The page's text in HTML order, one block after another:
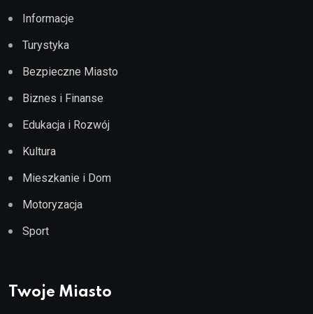
Informacje
Turystyka
Bezpieczne Miasto
Biznes i Finanse
Edukacja i Rozwój
Kultura
Mieszkanie i Dom
Motoryzacja
Sport
Twoje Miasto